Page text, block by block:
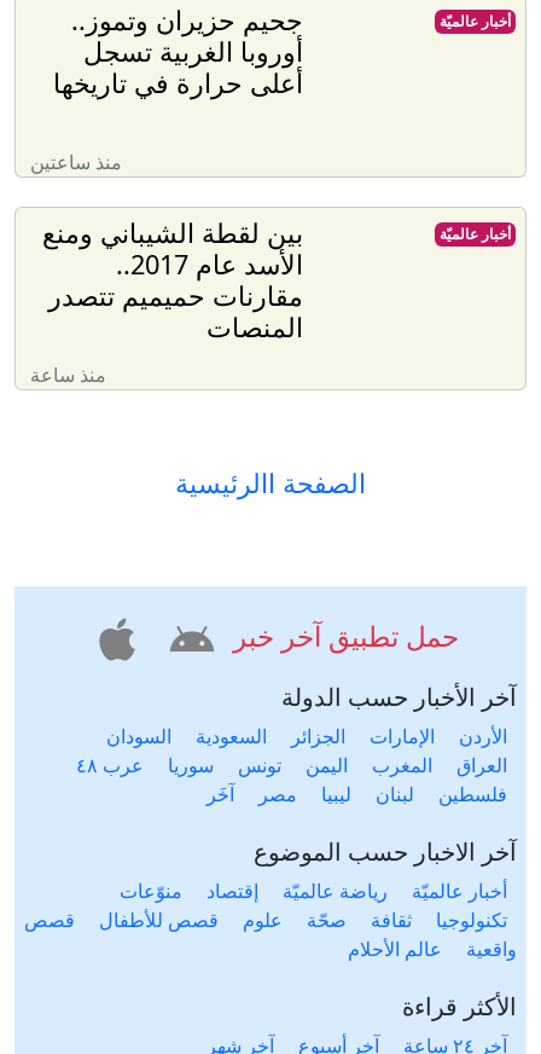
جحيم حزيران وتموز..
أوروبا الغربية تسجل
أعلى حرارة في تاريخها
منذ ساعتين
أخبار عالميّة
بين لقطة الشيباني ومنع
الأسد عام 2017..
مقارنات حميميم تتصدر
المنصات
منذ ساعة
أخبار عالميّة
الصفحة االرئيسية
حمل تطبيق آخر خبر
آخر الأخبار حسب الدولة
الأردن الإمارات الجزائر السعودية
السودان
العراق
المغرب اليمن تونس سوريا
عرب ٤٨
فلسطين
لبنان ليبيا مصر آخَر
آخر الاخبار حسب الموضوع
أخبار عالميّة رياضة عالميّة إقتصاد
منوّعات
تكنولوجيا
ثقافة صحّة علوم قصص للأطفال
قصص
واقعية
عالم الأحلام
الأكثر قراءة
آخر ٢٤ ساعة آخر أسبوع آخر شهر